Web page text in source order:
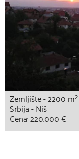
Zemljište - 2200 m2
Srbija - Niš
Cena: 220.000 €